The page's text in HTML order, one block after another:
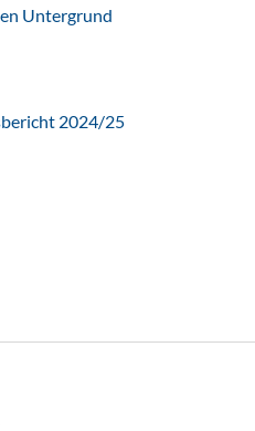
Untergrund
2024/25